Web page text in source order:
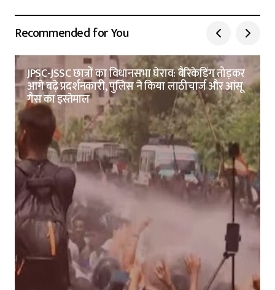
Recommended for You
JPSC-JSSC छात्रों का विधानसभा घेराव: बैरिकेडिंग तोड़कर
आगे बढ़े प्रदर्शनकारी, पुलिस ने किया लाठीचार्ज और आंसू
गैस का इस्तेमाल